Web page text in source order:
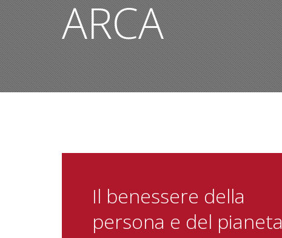
ARCA
Il benessere della
persona e del pianeta